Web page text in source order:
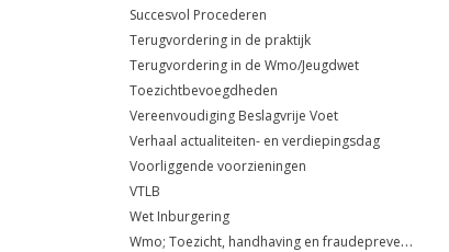
Succesvol Procederen
Terugvordering in de praktijk
Terugvordering in de Wmo/Jeugdwet
Toezichtbevoegdheden
Vereenvoudiging Beslagvrije Voet
Verhaal actualiteiten- en verdiepingsdag
Voorliggende voorzieningen
VTLB
Wet Inburgering
Wmo; Toezicht, handhaving en fraudepreventie